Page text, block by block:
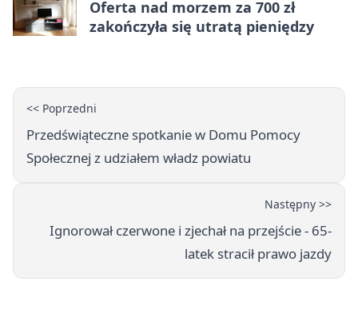
Oferta nad morzem za 700 zł
zakończyła się utratą pieniędzy
<< Poprzedni
Przedświąteczne spotkanie w Domu Pomocy
Społecznej z udziałem władz powiatu
Następny >>
Ignorował czerwone i zjechał na przejście - 65-
latek stracił prawo jazdy